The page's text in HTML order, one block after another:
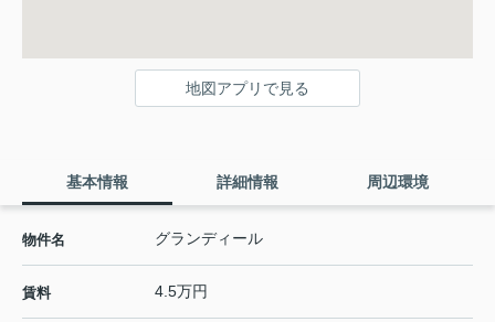
地図アプリで見る
基本情報 詳細情報 周辺環境
物件名 グランディール
賃料 4.5万円